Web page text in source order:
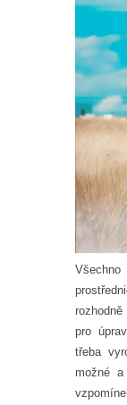
pro
třeba
možné